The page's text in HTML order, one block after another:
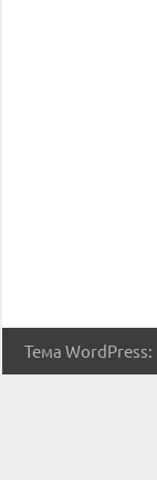
Тема WordPress: